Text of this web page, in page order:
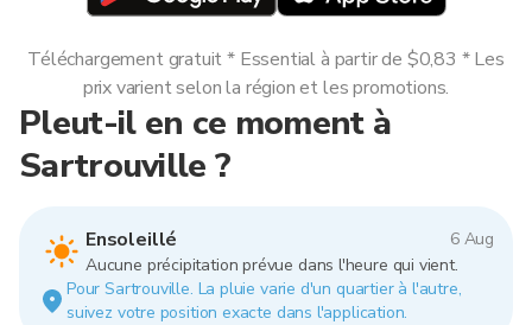
Pleut-il en ce moment à
Sartrouville ?
Ensoleillé
6 Aug
Aucune précipitation prévue dans l'heure qui vient.
Pour Sartrouville. La pluie varie d'un quartier à l'autre,
suivez votre position exacte dans l'application.
Téléchargement gratuit * Essential à partir de $0,83 * Les
prix varient selon la région et les promotions.